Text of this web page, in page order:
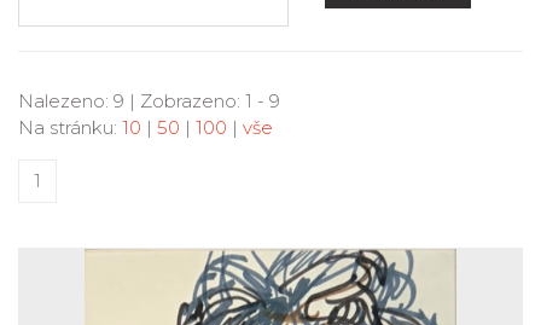
Nalezeno: 9 | Zobrazeno: 1 - 9
Na stránku: 10 | 50 | 100 | vše
1